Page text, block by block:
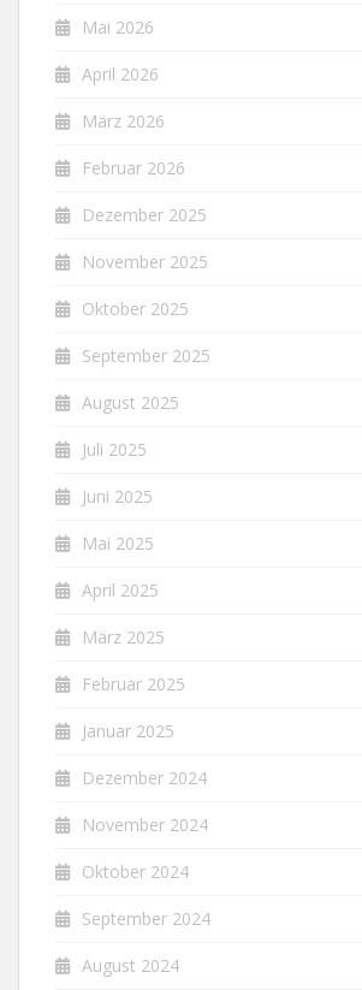
Mai 2026
April 2026
März 2026
Februar 2026
Dezember 2025
November 2025
Oktober 2025
September 2025
August 2025
Juli 2025
Juni 2025
Mai 2025
April 2025
März 2025
Februar 2025
Januar 2025
Dezember 2024
November 2024
Oktober 2024
September 2024
August 2024